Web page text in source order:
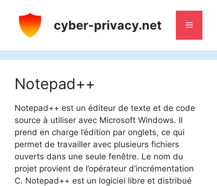
contenu
cyber-privacy.net Menu
Notepad++
Notepad++ est un éditeur de texte et de code
source à utiliser avec Microsoft Windows. Il
prend en charge l’édition par onglets, ce qui
permet de travailler avec plusieurs fichiers
ouverts dans une seule fenêtre. Le nom du
projet provient de l’opérateur d’incrémentation
C. Notepad++ est un logiciel libre et distribué